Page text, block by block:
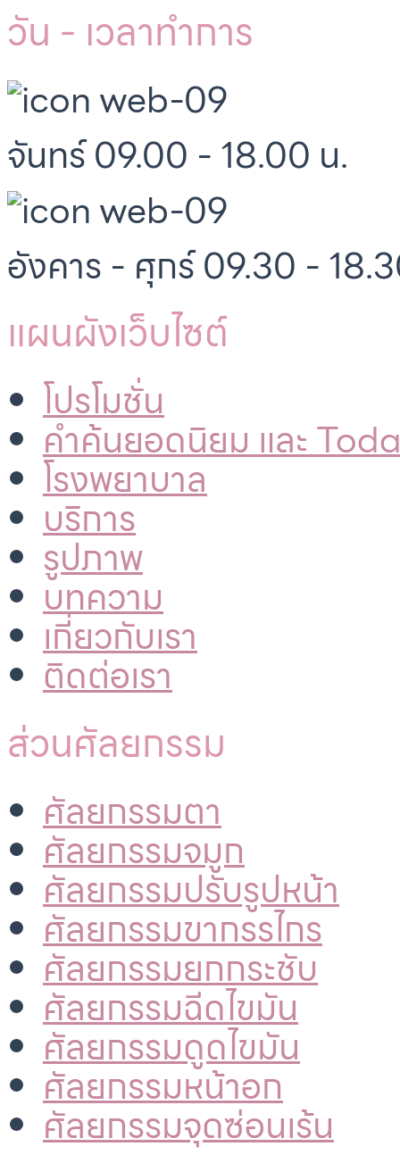
วัน - เวลาทำการ
จันทร์ 09.00 - 18.00 น.
อังคาร - ศุกร์ 09.30 -
แผนผังเว็บไซต์
โปรโมชั่น
คำค้นยอดนิยม และ
โรงพยาบาล
บริการ
รูปภาพ
บทความ
เกี่ยวกับเรา
ติดต่อเรา
ส่วนศัลยกรรม
ศัลยกรรมตา
ศัลยกรรมจมูก
ศัลยกรรมปรับรูปหน้า
ศัลยกรรมขากรรไกร
ศัลยกรรมยกกระชับ
ศัลยกรรมฉีดไขมัน
ศัลยกรรมดูดไขมัน
ศัลยกรรมหน้าอก
ศัลยกรรมจุดซ่อนเร้น